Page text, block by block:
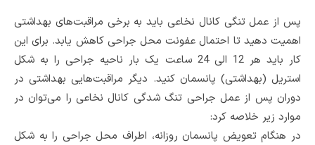
پس از عمل تنگی کانال نخاعی باید به برخی مراقبت‌های بهداشتی
اهمیت دهید تا احتمال عفونت محل جراحی کاهش یابد. برای این
کار باید هر 12 الی 24 ساعت یک بار ناحیه جراحی را به شکل
استریل (بهداشتی) پانسمان کنید. دیگر مراقبت‌هایی بهداشتی‌ در
دوران پس از عمل جراحی تنگ شدگی کانال نخاعی را می‌توان در
موارد زیر خلاصه کرد:
در هنگام تعویض پانسمان روزانه، اطراف محل جراحی را به شکل